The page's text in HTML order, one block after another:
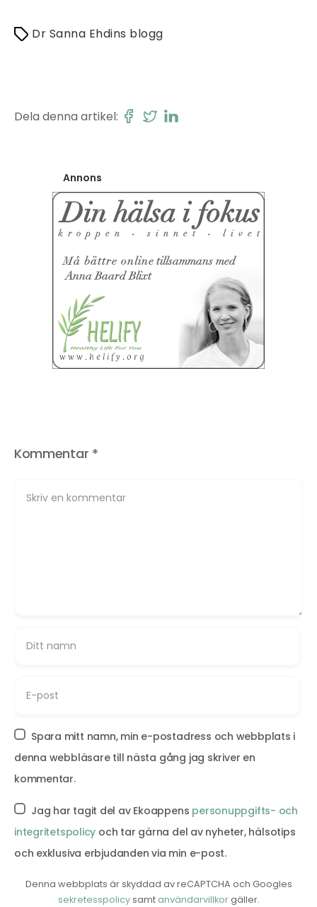
Dr Sanna Ehdins blogg
Dela denna artikel:
Annons
Kommentar *
Spara mitt namn, min e-postadress och webbplats i
denna webbläsare till nästa gång jag skriver en
kommentar.
Jag har tagit del av Ekoappens personuppgifts- och
integritetspolicy och tar gärna del av nyheter, hälsotips
och exklusiva erbjudanden via min e-post.
Denna webbplats är skyddad av reCAPTCHA och Googles
sekretesspolicysamtanvändarvillkorgäller.